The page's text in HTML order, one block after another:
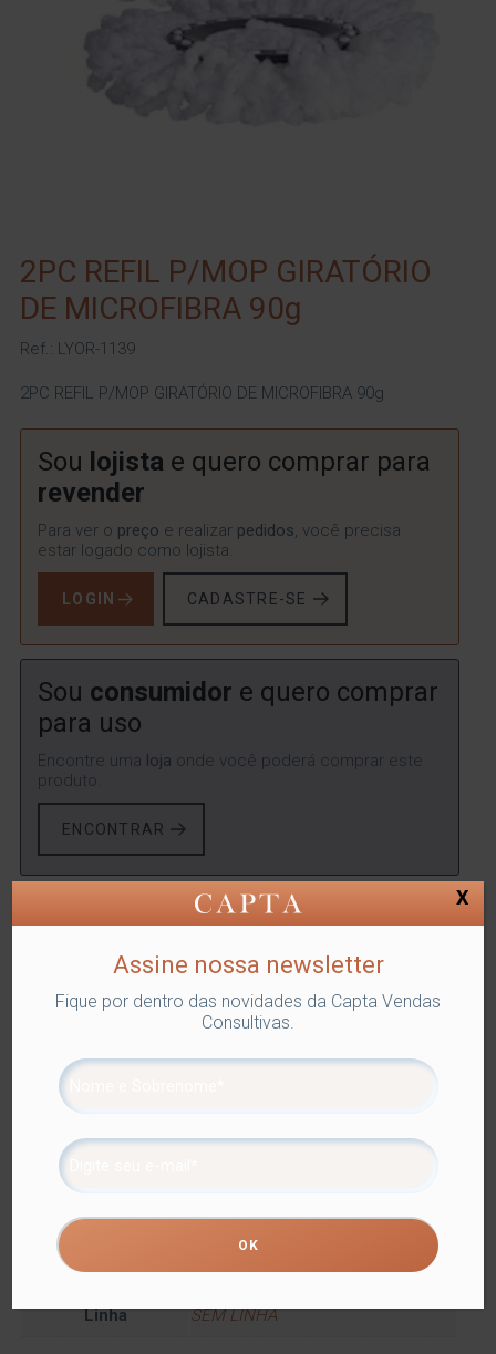
2PC REFIL P/MOP GIRATÓRIO
DE MICROFIBRA 90g
Ref.: LYOR-1139
2PC REFIL P/MOP GIRATÓRIO DE MICROFIBRA 90g
Sou lojista e quero comprar para
revender
Para ver o preço e realizar pedidos, você precisa
estar logado como lojista.
LOGIN CADASTRE-SE
Sou consumidor e quero comprar
para uso
Encontre uma loja onde você poderá comprar este
produto.
ENCONTRAR
SKU:LYOR-1139 Categorias:Lyor,MOP,Utilidades
Tags: LIMPEZA E LAVANDERIA
Compartilhe
Informação adicional
Informação adicional
Dimensões
Cor Branco
Marca Lyor
Linha SEM LINHA
Assine nossa newsletter
Fique por dentro das novidades da Capta Vendas
Consultivas.
X